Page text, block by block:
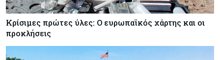
Κρίσιμες πρώτες ύλες: Ο ευρωπαϊκός χάρτης και οι
προκλήσεις